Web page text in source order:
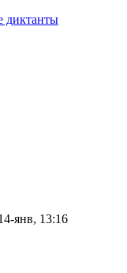
диктанты
янв, 13:16